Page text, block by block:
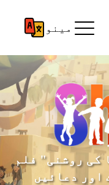
مینو
کی روشنی" فلم